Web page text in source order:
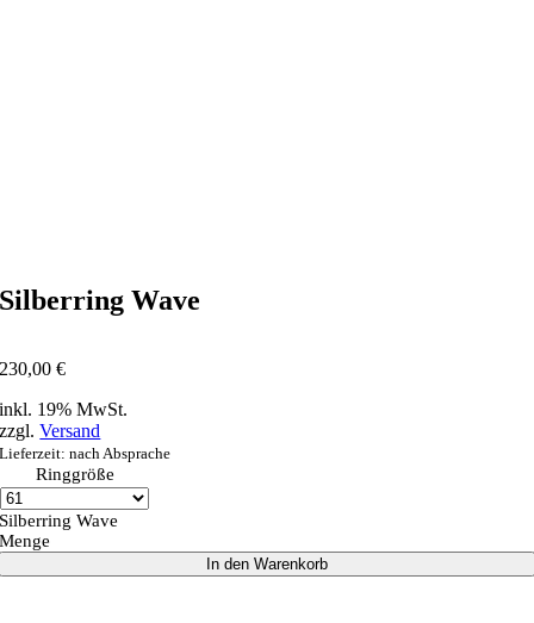
Silberring Wave
230,00€
inkl. 19% MwSt.
zzgl.Versand
Lieferzeit: nach Absprache
Ringgröße
Silberring Wave
Menge
In den Warenkorb